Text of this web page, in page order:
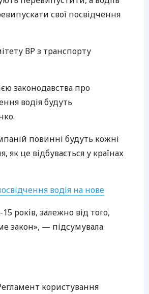
РЕЙТИНГ ДЕБЕТОВИХ
КЕШБЕКУ
БАНКІВСЬКИХ КАРТКАХ
свої посвідчення
ВР з транспорту
законодавства про
водія будуть
повинні будуть кожні
як це відбувається у країнах
водія на нове
років, залежно від того,
закон», — підсумувала
користування